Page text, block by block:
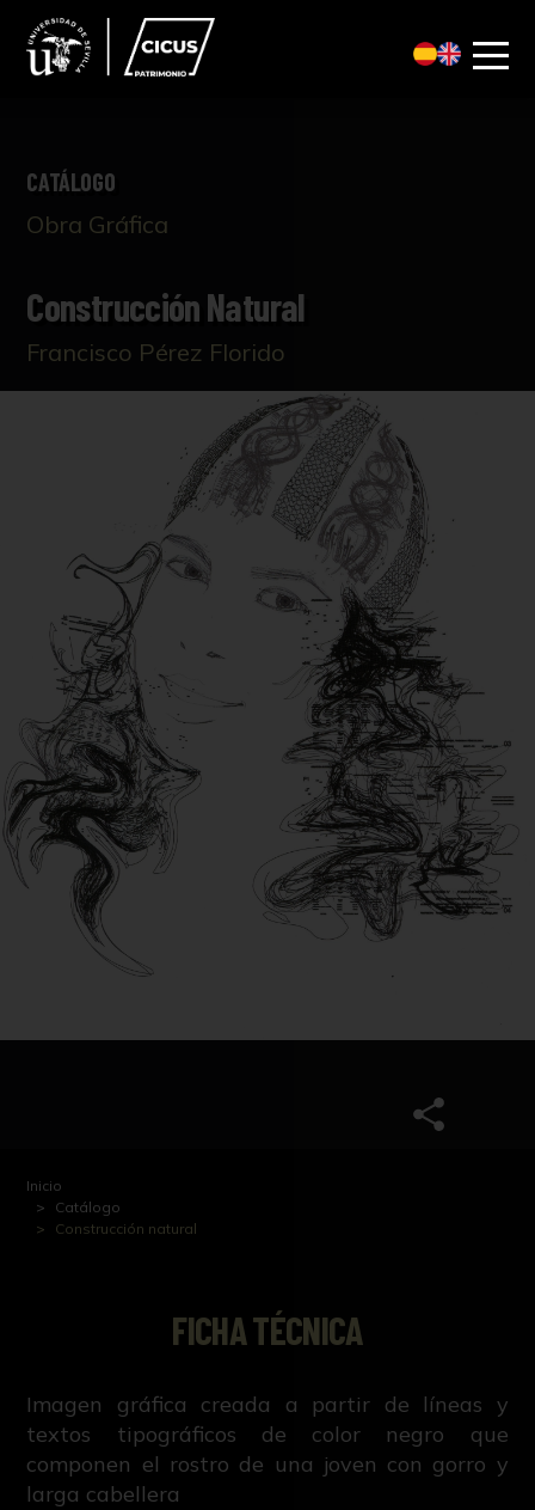
CATÁLOGO
Obra Gráfica
Construcción Natural
Francisco Pérez Florido
Inicio
Catálogo
Construcción natural
FICHA TÉCNICA
Imagen gráfica creada a partir de líneas y
textos tipográficos de color negro que
componen el rostro de una joven con gorro y
larga cabellera